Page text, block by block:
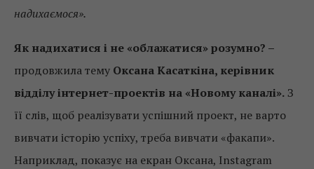
надихаємося».
Як надихатися і не «облажатися» розумно? –
продовжила тему Оксана Касаткіна, керівник
відділу інтернет-проектів на «Новому каналі».З
її слів, щоб реалізувати успішний проект, не варто
вивчати історію успіху, треба вивчати «факапи».
Наприклад, показує на екран Оксана, Instagram